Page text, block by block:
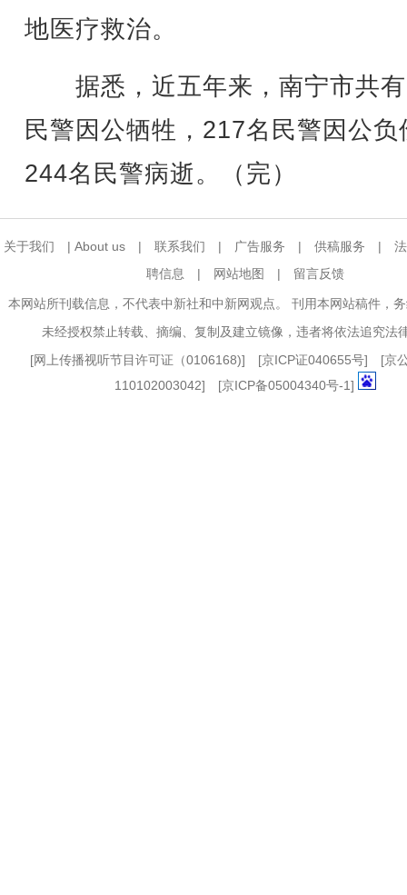
地医疗救治。
据悉，近五年来，南宁市共
民警因公牺牲，217名民警因公负
244名民警病逝。（完）
关于我们 | About us | 联系我们 | 广告服务 | 供稿服务 |
聘信息
| 网站地图 | 留言反馈
本网站所刊载信息，不代表中新社和中新网观点。 刊用本网站稿件，
未经授权禁止转载、摘编、复制及建立镜像，违者将依法追究法
[网上传播视听节目许可证（0106168)] [京ICP证040655号] [京
110102003042] [京ICP备05004340号-1]